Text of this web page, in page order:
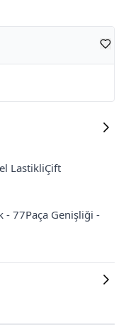
LastikliÇift
- 77Paça Genişliği -